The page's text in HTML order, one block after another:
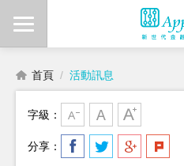
首頁 活動訊息
字級：
分享：